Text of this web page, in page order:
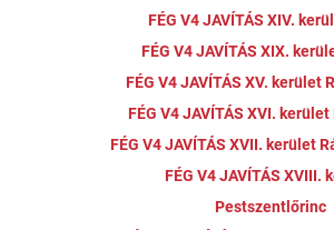
FÉG V4 JAVÍTÁS XIV.
FÉG V4 JAVÍTÁS XIX.
FÉG V4 JAVÍTÁS XV. kerület
FÉG V4 JAVÍTÁS XVI.
FÉG V4 JAVÍTÁS XVII. kerület
FÉG V4 JAVÍTÁS XVIII.
Pestszentlőrinc